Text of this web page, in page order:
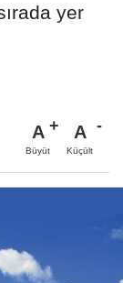
yer
A
Büyüt
A
Küçült